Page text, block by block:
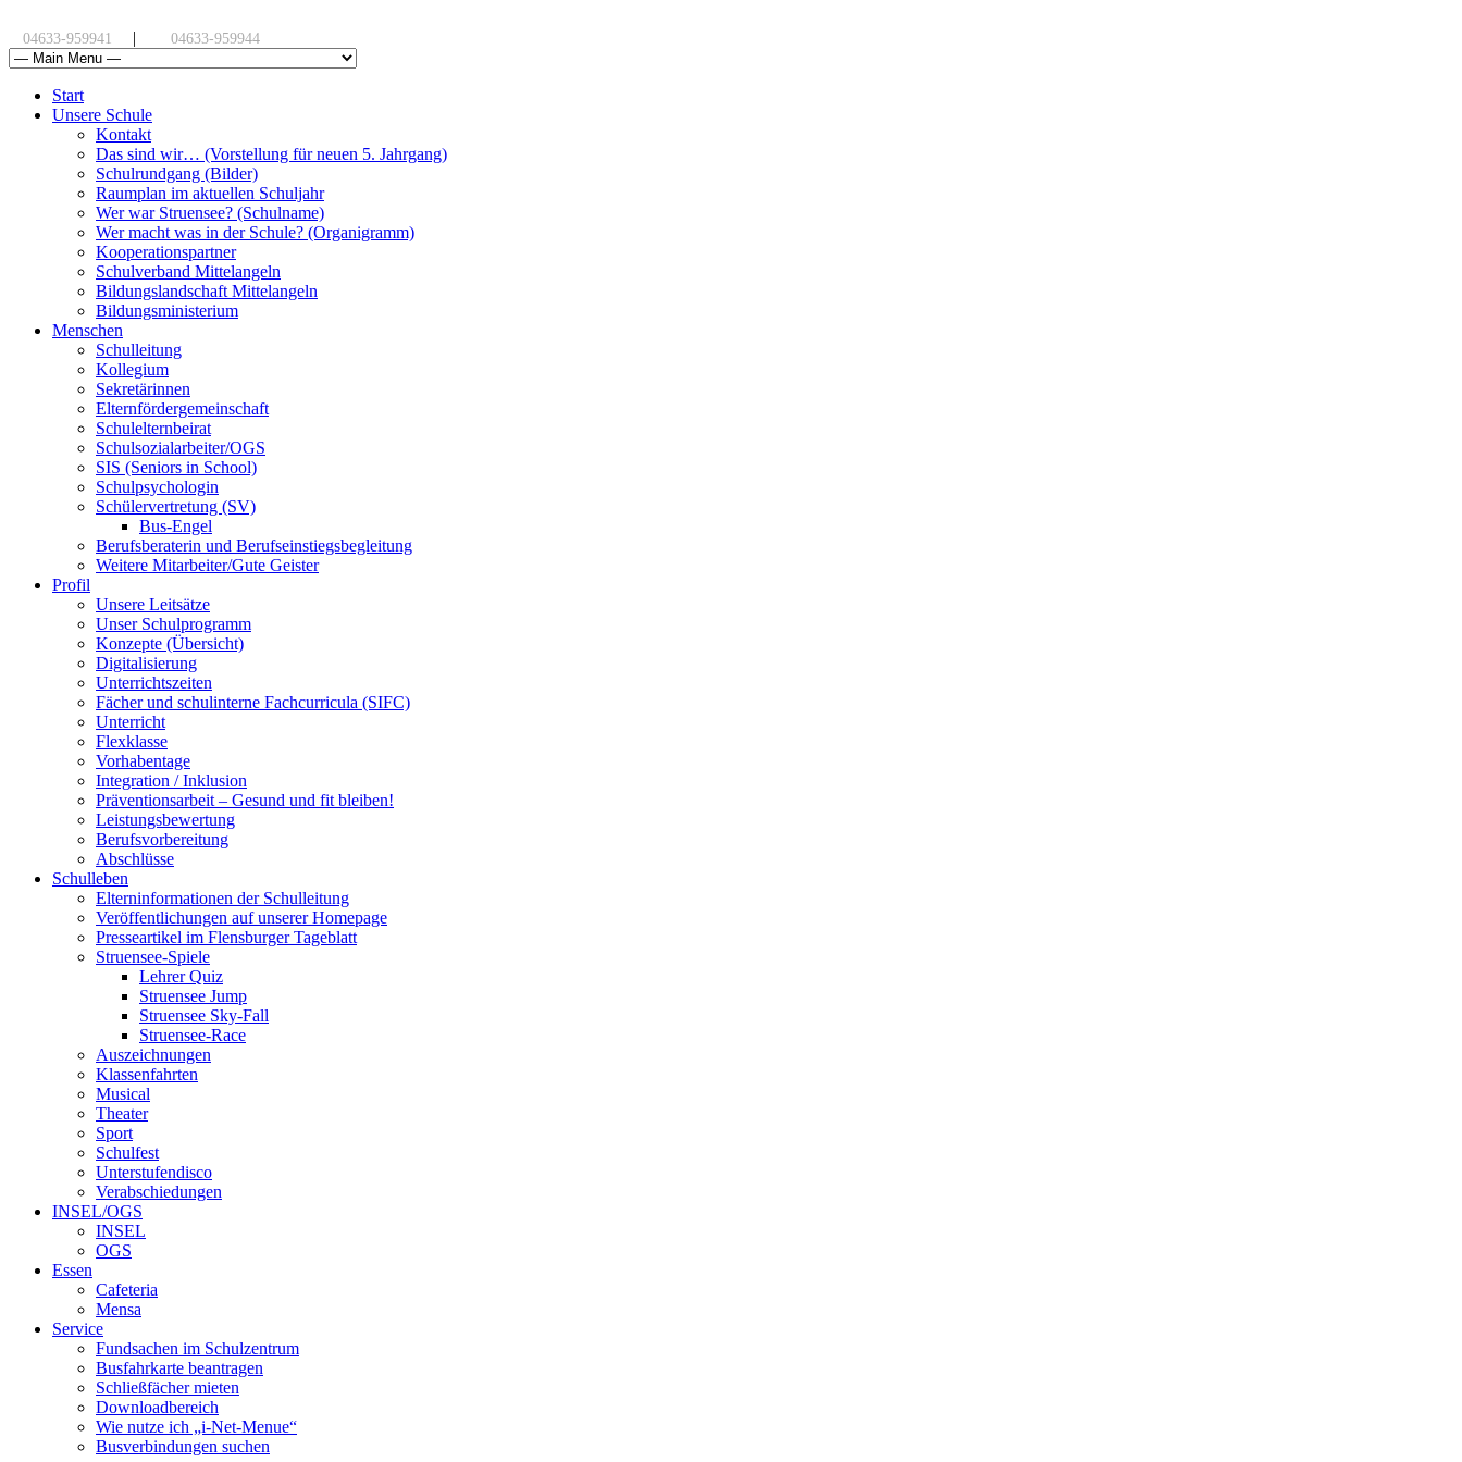
04633-959941 | 04633-959944
Start
Unsere Schule
Kontakt
Das sind wir… (Vorstellung für neuen 5. Jahrgang)
Schulrundgang (Bilder)
Raumplan im aktuellen Schuljahr
Wer war Struensee? (Schulname)
Wer macht was in der Schule? (Organigramm)
Kooperationspartner
Schulverband Mittelangeln
Bildungslandschaft Mittelangeln
Bildungsministerium
Menschen
Schulleitung
Kollegium
Sekretärinnen
Elternfördergemeinschaft
Schulelternbeirat
Schulsozialarbeiter/OGS
SIS (Seniors in School)
Schulpsychologin
Schülervertretung (SV)
Bus-Engel
Berufsberaterin und Berufseinstiegsbegleitung
Weitere Mitarbeiter/Gute Geister
Profil
Unsere Leitsätze
Unser Schulprogramm
Konzepte (Übersicht)
Digitalisierung
Unterrichtszeiten
Fächer und schulinterne Fachcurricula (SIFC)
Unterricht
Flexklasse
Vorhabentage
Integration / Inklusion
Präventionsarbeit – Gesund und fit bleiben!
Leistungsbewertung
Berufsvorbereitung
Abschlüsse
Schulleben
Elterninformationen der Schulleitung
Veröffentlichungen auf unserer Homepage
Presseartikel im Flensburger Tageblatt
Struensee-Spiele
Lehrer Quiz
Struensee Jump
Struensee Sky-Fall
Struensee-Race
Auszeichnungen
Klassenfahrten
Musical
Theater
Sport
Schulfest
Unterstufendisco
Verabschiedungen
INSEL/OGS
INSEL
OGS
Essen
Cafeteria
Mensa
Service
Fundsachen im Schulzentrum
Busfahrkarte beantragen
Schließfächer mieten
Downloadbereich
Wie nutze ich „i-Net-Menue“
Busverbindungen suchen